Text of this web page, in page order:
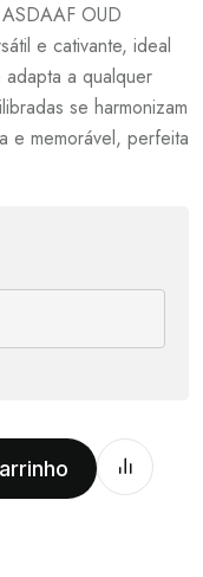
OUD
e cativante, ideal
a qualquer
se harmonizam
e memorável, perfeita